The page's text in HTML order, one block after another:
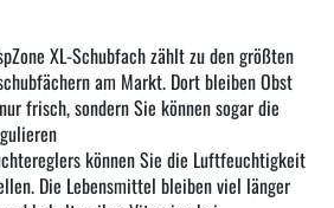
XL-Schubfach zählt zu den größten
am Markt. Dort bleiben Obst
frisch, sondern Sie können sogar die
können Sie die Luftfeuchtigkeit
Die Lebensmittel bleiben viel länger